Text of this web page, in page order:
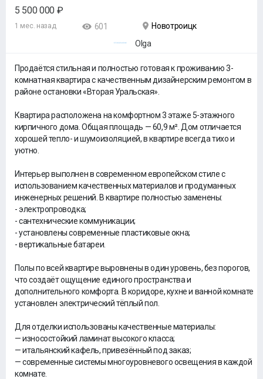
5 500 000 ₽
1 мес. назад 601
Новотроицк
Olga
Продаётся стильная и полностью готовая к проживанию 3-
комнатная квартира с качественным дизайнерским ремонтом в
районе остановки «Вторая Уральская».
Квартира расположена на комфортном 3 этаже 5-этажного
кирпичного дома. Общая площадь — 60,9 м². Дом отличается
хорошей тепло- и шумоизоляцией, в квартире всегда тихо и
уютно.
Интерьер выполнен в современном европейском стиле с
использованием качественных материалов и продуманных
инженерных решений. В квартире полностью заменены:
- электропроводка;
- сантехнические коммуникации;
- установлены современные пластиковые окна;
- вертикальные батареи.
Полы по всей квартире выровнены в один уровень, без порогов,
что создаёт ощущение единого пространства и
дополнительного комфорта. В коридоре, кухне и ванной комнате
установлен электрический тёплый пол.
Для отделки использованы качественные материалы:
— износостойкий ламинат высокого класса;
— итальянский кафель, привезённый под заказ;
— современные системы многоуровневого освещения в каждой
комнате.